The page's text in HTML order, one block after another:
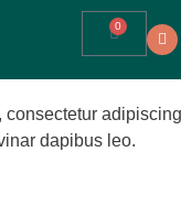
0
consectetur
dapibus leo.